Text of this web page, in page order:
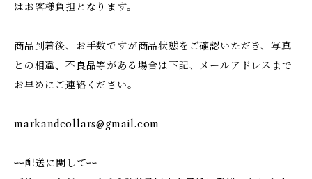
はお客様負担となります。
商品到着後、お手数ですが商品状態をご確認いただき、写真
との相違、不良品等がある場合は下記、メールアドレスまで
お早めにご連絡ください。
markandcollars@gmail.com
ｰｰ配送に関してｰｰ